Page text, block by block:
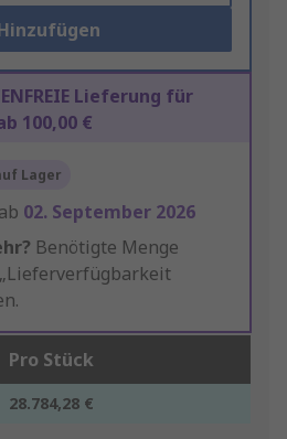
Lieferung für
100,00 €
Lager
02. September 2026
Benötigte Menge
Pro Stück
28.784,28 €